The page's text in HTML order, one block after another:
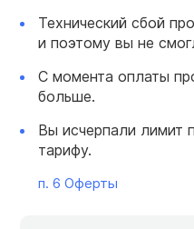
Технический сбой
и поэтому вы не
С момента оплаты
больше.
Вы исчерпали лимит
тарифу.
п. 6 Оферты